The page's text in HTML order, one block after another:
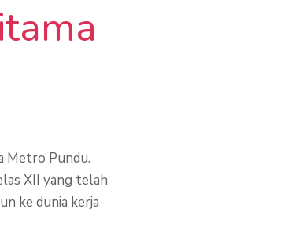
Metro Pundu.
XII yang telah
ke dunia kerja